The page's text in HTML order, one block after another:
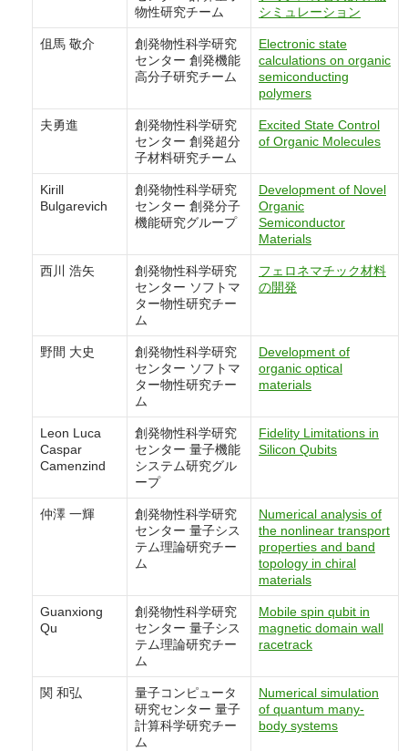
物性研究チーム
シミュレーション
伹馬 敬介
創発物性科学研究
センター 創発機能
高分子研究チーム
Electronic state
calculations on organic
semiconducting
polymers
夫勇進
創発物性科学研究
センター 創発超分
子材料研究チーム
Excited State Control
of Organic Molecules
Kirill
Bulgarevich
創発物性科学研究
センター 創発分子
機能研究グループ
Development of Novel
Organic
Semiconductor
Materials
西川 浩矢
創発物性科学研究
センター ソフトマ
ター物性研究チー
ム
フェロネマチック材料
の開発
野間 大史
創発物性科学研究
センター ソフトマ
ター物性研究チー
ム
Development of
organic optical
materials
Leon Luca
Caspar
Camenzind
創発物性科学研究
センター 量子機能
システム研究グル
ープ
Fidelity Limitations in
Silicon Qubits
仲澤 一輝
創発物性科学研究
センター 量子シス
テム理論研究チー
ム
Numerical analysis of
the nonlinear transport
properties and band
topology in chiral
materials
Guanxiong
Qu
創発物性科学研究
センター 量子シス
テム理論研究チー
ム
Mobile spin qubit in
magnetic domain wall
racetrack
関 和弘
量子コンピュータ
研究センター 量子
計算科学研究チー
ム
Numerical simulation
of quantum many-
body systems